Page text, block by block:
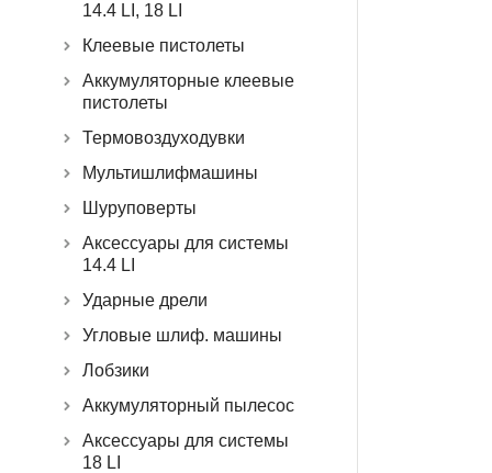
14.4 LI, 18 LI
Клеевые пистолеты
Аккумуляторные клеевые
пистолеты
Термовоздуходувки
Мультишлифмашины
Шуруповерты
Аксессуары для системы
14.4 LI
Ударные дрели
Угловые шлиф. машины
Лобзики
Аккумуляторный пылесос
Аксессуары для системы
18 LI